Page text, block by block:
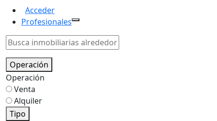
Acceder
Profesionales
Operación
Operación
Venta
Alquiler
Tipo